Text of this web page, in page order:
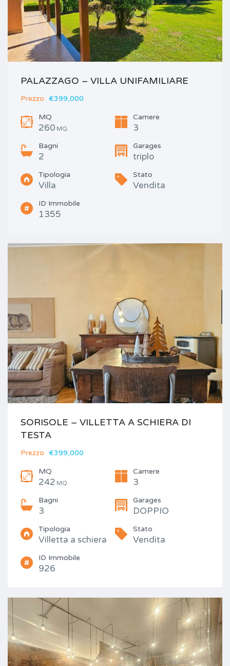
PALAZZAGO – VILLA UNIFAMILIARE
Prezzo €399,000
MQ
260 MQ.
Camere
3
Bagni
2
Garages
triplo
Tipologia
Villa
Stato
Vendita
ID Immobile
1355
SORISOLE – VILLETTA A SCHIERA DI
TESTA
Prezzo €399,000
MQ
242 MQ.
Camere
3
Bagni
3
Garages
DOPPIO
Tipologia
Villetta a schiera
Stato
Vendita
ID Immobile
926